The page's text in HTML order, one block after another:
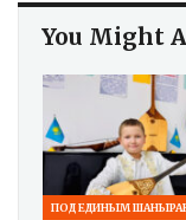
You Might
ПОД ЕДИНЫМ